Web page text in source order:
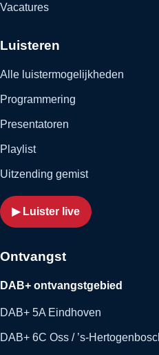
Vacatures
Luisteren
Alle luistermogelijkheden
Programmering
Presentatoren
Playlist
Uitzending gemist
▶ Luister live
Ontvangst
DAB+ ontvangstgebied
DAB+ 5A Eindhoven
DAB+ 6C Oss / ’s-